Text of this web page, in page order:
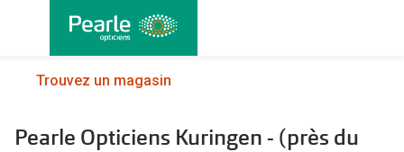
directement
Nos lunettes
Lunettes hommes Lentilles
Trouvez un magasin
Pearle Opticiens Kuringen - (près du